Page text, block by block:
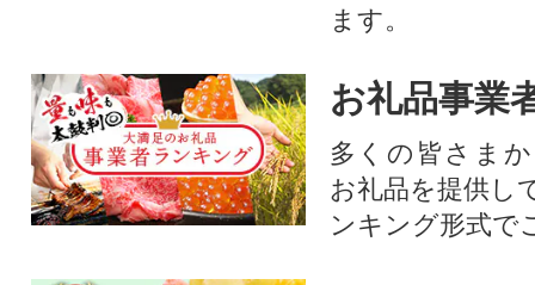
ます。
お礼品事業
多くの皆さま
お礼品を提供し
ンキング形式で